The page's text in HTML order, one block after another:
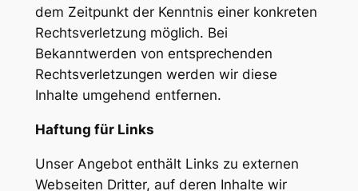
dem Zeitpunkt der Kenntnis einer konkreten
Rechtsverletzung möglich. Bei
Bekanntwerden von entsprechenden
Rechtsverletzungen werden wir diese
Inhalte umgehend entfernen.
Haftung für Links
Unser Angebot enthält Links zu externen
Webseiten Dritter, auf deren Inhalte wir